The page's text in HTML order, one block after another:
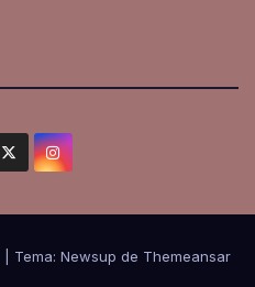
Tema: Newsup de Themeansar